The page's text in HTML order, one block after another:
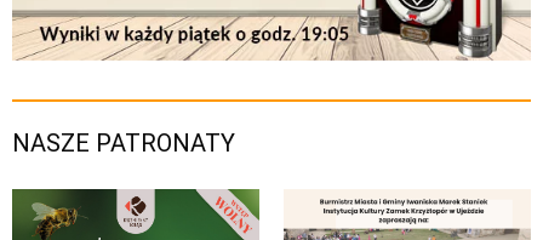
NASZE PATRONATY